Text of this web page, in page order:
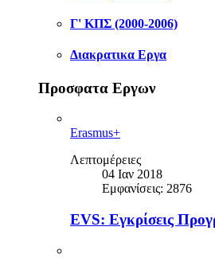
Γ' ΚΠΣ (2000-2006)
Διακρατικα Εργα
Προσφατα Εργων
Erasmus+
Λεπτομέρειες
04 Ιαν 2018
Εμφανίσεις: 2876
EVS: Εγκρίσεις